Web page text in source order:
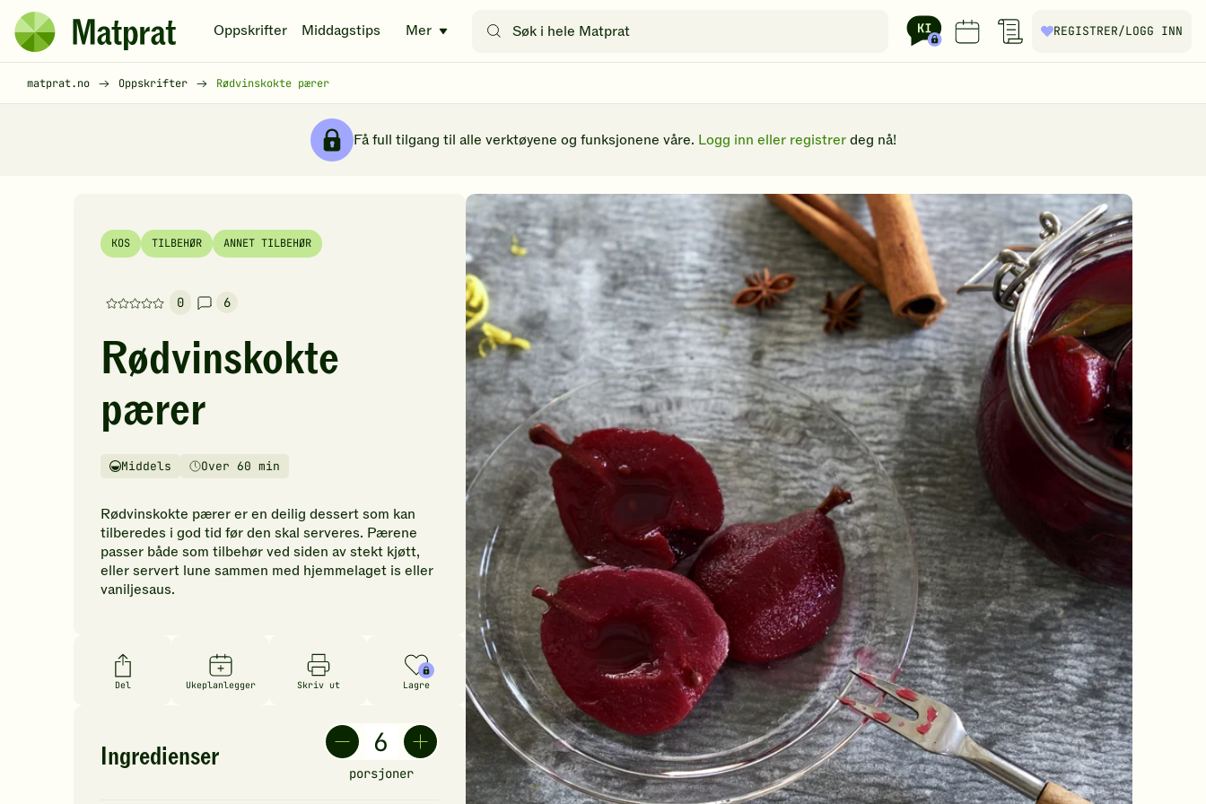
Hopp til hovedinnhold
Matprat
hjemmeside
Oppskrifter Middagstips Mer
etter
REGISTRER/LOGG INN
matprat.no Oppskrifter Rødvinskokte pærer
Få full tilgang til alle verktøyene og funksjonene våre. Logg inn eller registrer deg nå!
KOS TILBEHØR ANNET TILBEHØR
0
Denne
har
foreløpig
vurderinger.
Bli
første
å
vurdere
denne
oppskriften.
6
Rødvinskokte
pærer
Vanskelighetsgrad
Middels
TilberedningstidOver 60 min
Rødvinskokte pærer er en deilig dessert som kan
tilberedes i god tid før den skal serveres. Pærene
passer både som tilbehør ved siden av stekt kjøtt,
eller servert lune sammen med hjemmelaget is eller
vaniljesaus.
Del Ukeplanlegger Skriv ut Lagre
Ingredienser
porsjoner